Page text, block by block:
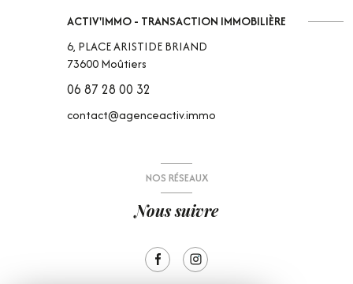
ACTIV'IMMO - TRANSACTION IMMOBILIÈRE
6, PLACE ARISTIDE BRIAND
73600Moûtiers
06 87 28 00 32
contact@agenceactiv.immo
NOS RÉSEAUX
Nous suivre